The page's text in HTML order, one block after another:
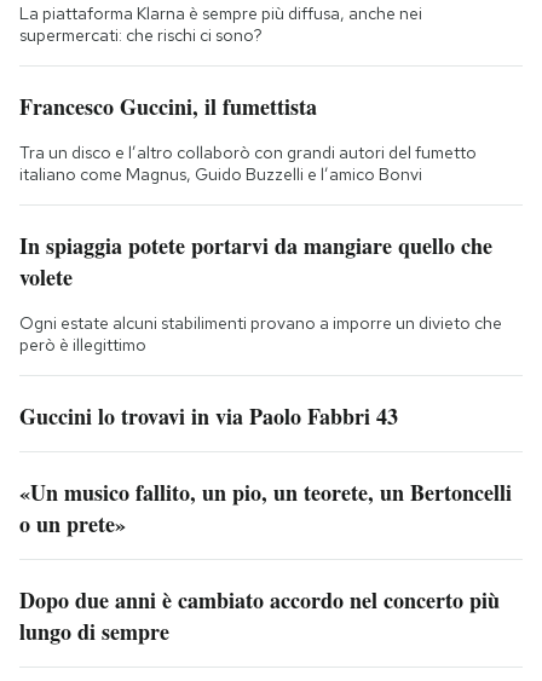
La piattaforma Klarna è sempre più diffusa, anche nei
supermercati: che rischi ci sono?
Francesco Guccini, il fumettista
Tra un disco e l’altro collaborò con grandi autori del fumetto
italiano come Magnus, Guido Buzzelli e l’amico Bonvi
In spiaggia potete portarvi da mangiare quello che
volete
Ogni estate alcuni stabilimenti provano a imporre un divieto che
però è illegittimo
Guccini lo trovavi in via Paolo Fabbri 43
«Un musico fallito, un pio, un teorete, un Bertoncelli
o un prete»
Dopo due anni è cambiato accordo nel concerto più
lungo di sempre